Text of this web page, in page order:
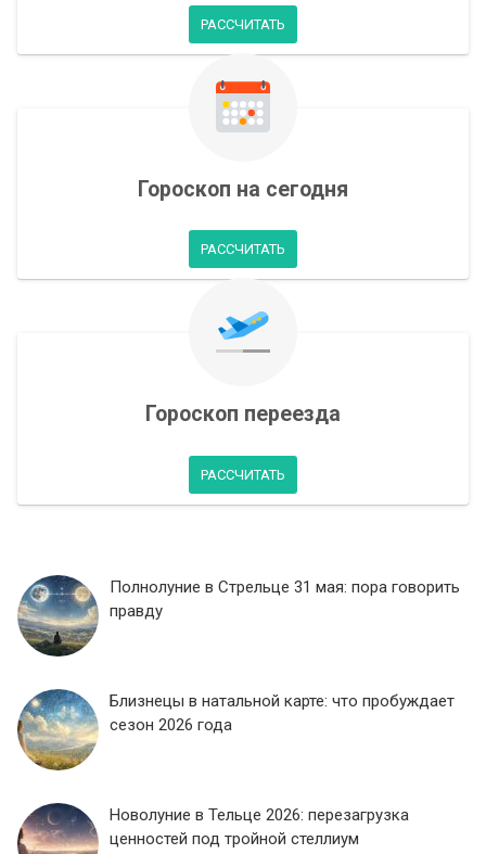
РАССЧИТАТЬ
Гороскоп на сегодня
РАССЧИТАТЬ
Гороскоп переезда
РАССЧИТАТЬ
Полнолуние в Стрельце 31 мая: пора говорить
правду
Близнецы в натальной карте: что пробуждает
сезон 2026 года
Новолуние в Тельце 2026: перезагрузка
ценностей под тройной стеллиум